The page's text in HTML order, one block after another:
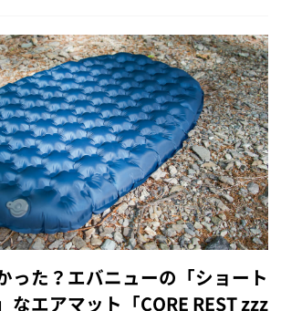
った？エバニューの「ショート
なエアマット「CORE REST zzz